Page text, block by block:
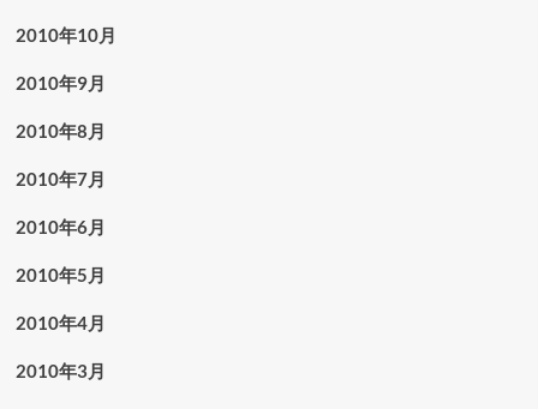
2010年10月
2010年9月
2010年8月
2010年7月
2010年6月
2010年5月
2010年4月
2010年3月